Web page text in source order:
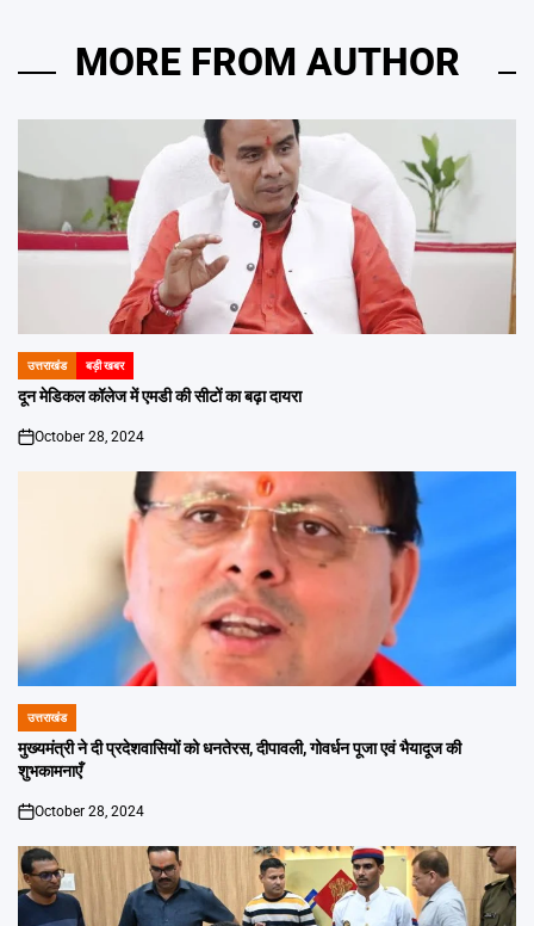
MORE FROM AUTHOR
POSTED
IN
उत्तराखंड बड़ी खबर
दून मेडिकल कॉलेज में एमडी की सीटों का बढ़ा दायरा
on
October 28, 2024
POSTED
IN
उत्तराखंड
मुख्यमंत्री ने दी प्रदेशवासियों को धनतेरस, दीपावली, गोवर्धन पूजा एवं भैयादूज की
शुभकामनाएँ
on
October 28, 2024